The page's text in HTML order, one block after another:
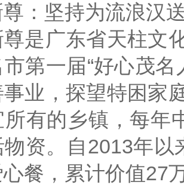
坚持为流浪汉
广东省天柱文化
第一届“好心茂
业，探望特困家
有的乡镇，每年
资。自2013年
餐，累计价值27